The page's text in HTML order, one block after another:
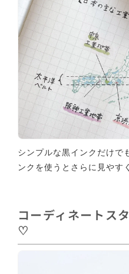
シンプルな黒インクだけで
ンクを使うとさらに見やす
コーディネートス
♡